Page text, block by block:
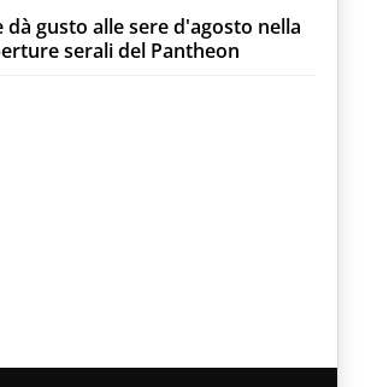
dà gusto alle sere d'agosto nella
serali del Pantheon